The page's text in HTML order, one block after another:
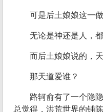
可是后土娘娘这一
无论是神还是人，都
而后土娘娘说的，
那天道爱谁？
路轲俞有了一个隐
总觉得，洪荒世界的铺